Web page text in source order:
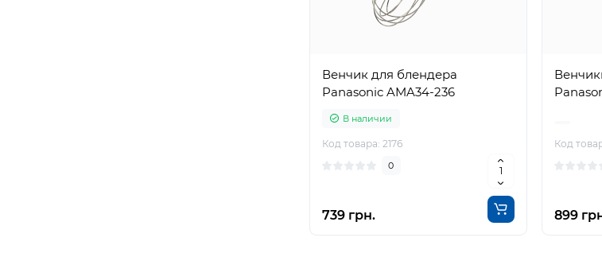
Венчик для блендера
Panasonic AMA34-236
В наличии
Код товара: 2176
0
739 грн.
Код
899